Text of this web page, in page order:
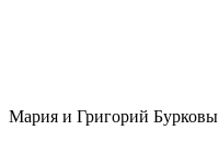
Мария и Григорий Бурковы